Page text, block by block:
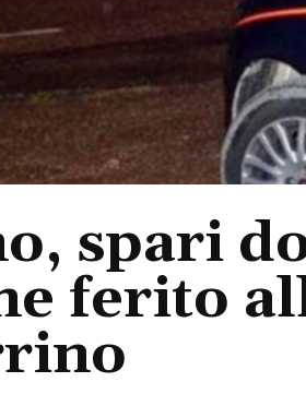
spari
ferito